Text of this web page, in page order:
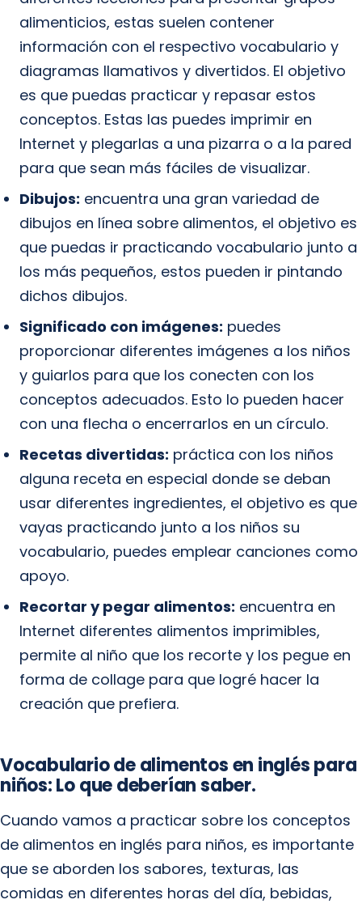
alimenticios, estas suelen contener
información con el respectivo vocabulario y
diagramas llamativos y divertidos. El objetivo
es que puedas practicar y repasar estos
conceptos. Estas las puedes imprimir en
Internet y plegarlas a una pizarra o a la pared
para que sean más fáciles de visualizar.
Dibujos: encuentra una gran variedad de
dibujos en línea sobre alimentos, el objetivo es
que puedas ir practicando vocabulario junto a
los más pequeños, estos pueden ir pintando
dichos dibujos.
Significado con imágenes: puedes
proporcionar diferentes imágenes a los niños
y guiarlos para que los conecten con los
conceptos adecuados. Esto lo pueden hacer
con una flecha o encerrarlos en un círculo.
Recetas divertidas: práctica con los niños
alguna receta en especial donde se deban
usar diferentes ingredientes, el objetivo es que
vayas practicando junto a los niños su
vocabulario, puedes emplear canciones como
apoyo.
Recortar y pegar alimentos: encuentra en
Internet diferentes alimentos imprimibles,
permite al niño que los recorte y los pegue en
forma de collage para que logré hacer la
creación que prefiera.
Vocabulario de alimentos en inglés para
niños: Lo que deberían saber.
Cuando vamos a practicar sobre los conceptos
de alimentos en inglés para niños, es importante
que se aborden los sabores, texturas, las
comidas en diferentes horas del día, bebidas,